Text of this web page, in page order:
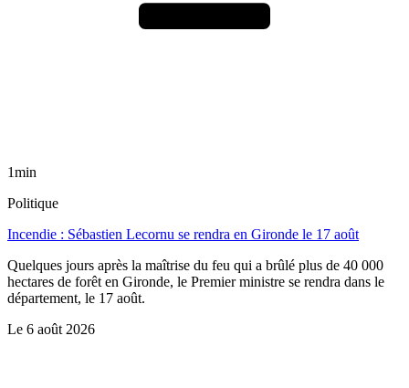
1min
Politique
Incendie : Sébastien Lecornu se rendra en Gironde le 17 août
Quelques jours après la maîtrise du feu qui a brûlé plus de 40 000
hectares de forêt en Gironde, le Premier ministre se rendra dans le
département, le 17 août.
Le 6 août 2026